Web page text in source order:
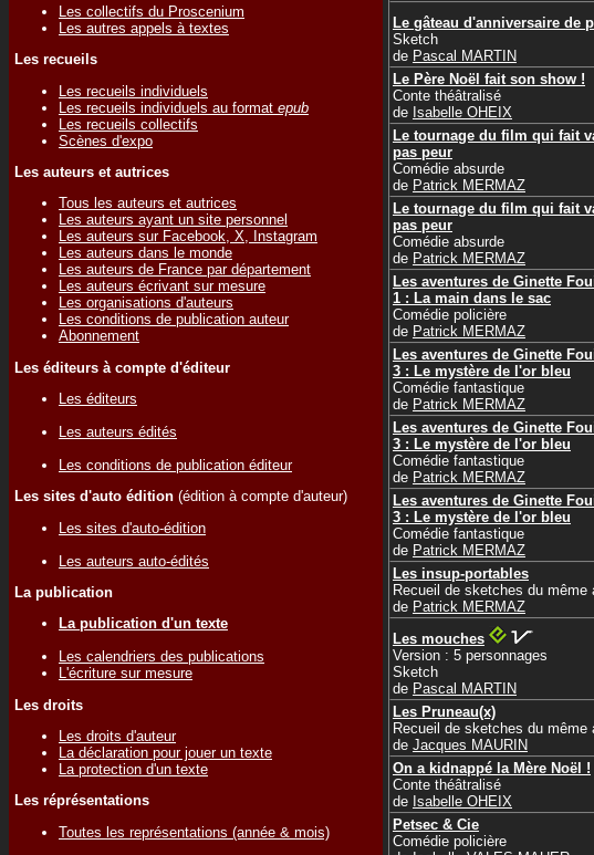
Les collectifs du Proscenium
Les autres appels à textes
Les recueils
Les recueils individuels
Les recueils individuels au format epub
Les recueils collectifs
Scènes d'expo
Les auteurs et autrices
Tous les auteurs et autrices
Les auteurs ayant un site personnel
Les auteurs sur Facebook, X, Instagram
Les auteurs dans le monde
Les auteurs de France par département
Les auteurs écrivant sur mesure
Les organisations d'auteurs
Les conditions de publication auteur
Abonnement
Les éditeurs à compte d'éditeur
Les éditeurs
Les auteurs édités
Les conditions de publication éditeur
Les sites d'auto édition (édition à compte d'auteur)
Les sites d'auto-édition
Les auteurs auto-édités
La publication
La publication d'un texte
Les calendriers des publications
L'écriture sur mesure
Les droits
Les droits d'auteur
La déclaration pour jouer un texte
La protection d'un texte
Les réprésentations
Toutes les représentations (année & mois)
Le gâteau d'anniversaire de
Sketch
de Pascal MARTIN
Le Père Noël fait son show !
Conte théâtralisé
de Isabelle OHEIX
Le tournage du film qui fait
pas peur
Comédie absurde
de Patrick MERMAZ
Le tournage du film qui fait
pas peur
Comédie absurde
de Patrick MERMAZ
Les aventures de Ginette
1 : La main dans le sac
Comédie policière
de Patrick MERMAZ
Les aventures de Ginette
3 : Le mystère de l'or bleu
Comédie fantastique
de Patrick MERMAZ
Les aventures de Ginette
3 : Le mystère de l'or bleu
Comédie fantastique
de Patrick MERMAZ
Les aventures de Ginette
3 : Le mystère de l'or bleu
Comédie fantastique
de Patrick MERMAZ
Les insup-portables
Recueil de sketches du même
de Patrick MERMAZ
Les mouches
Version : 5 personnages
Sketch
de Pascal MARTIN
Les Pruneau(x)
Recueil de sketches du même
de Jacques MAURIN
On a kidnappé la Mère Noël !
Conte théâtralisé
de Isabelle OHEIX
Petsec & Cie
Comédie policière